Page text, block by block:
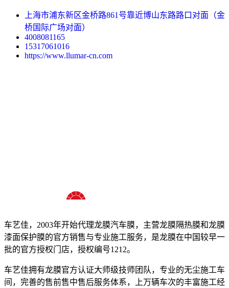
上海市浦东新区金桥路861号靠近博山东路路口对面（金
桥国际广场对面）
4008081165
15317061016
https://www.llumar-cn.com
车艺佳，2003年开始代理龙膜汽车膜，主营龙膜隔热膜和龙膜
漆面保护膜的官方销售与专业施工服务，是龙膜在中国较早一
批的官方授权门店，授权编号1212。
车艺佳拥有龙膜官方认证大师级技师团队，专业的无尘施工车
间，完善的售前售中售后服务体系，上万辆车次的丰富施工经